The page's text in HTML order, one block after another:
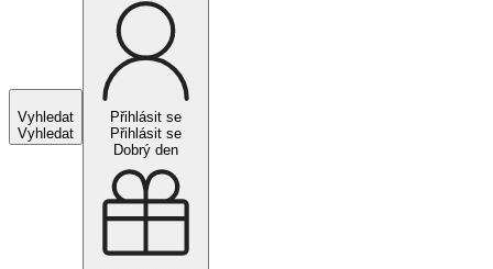
Vyhledat
Vyhledat
Přihlásit se
Přihlásit se
Dobrý den